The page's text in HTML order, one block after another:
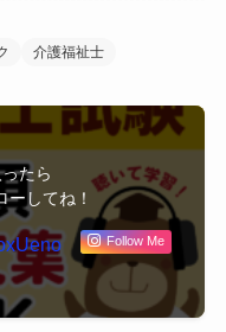
介護福祉士
たら
ーしてね！
Follow Me